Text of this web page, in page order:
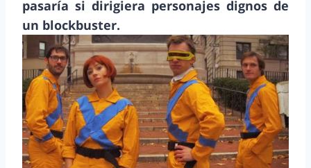
pasaría si dirigiera personajes dignos de
un blockbuster.